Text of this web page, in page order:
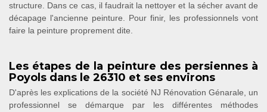
structure. Dans ce cas, il faudrait la nettoyer et la sécher avant de
décapage l'ancienne peinture. Pour finir, les professionnels vont
faire la peinture proprement dite.
Les étapes de la peinture des persiennes à
Poyols dans le 26310 et ses environs
D'après les explications de la société NJ Rénovation Génarale, un
professionnel se démarque par les différentes méthodes